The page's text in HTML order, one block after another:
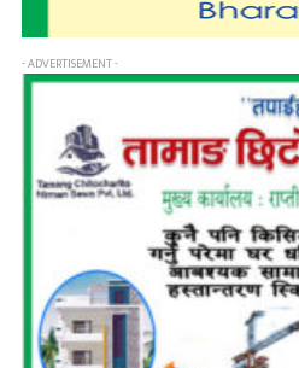
- ADVERTISEMENT -